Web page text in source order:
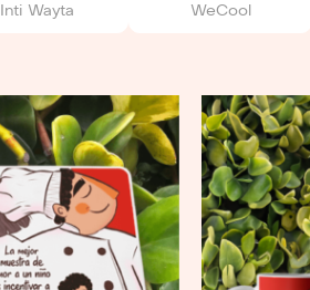
Inti Wayta WeCool